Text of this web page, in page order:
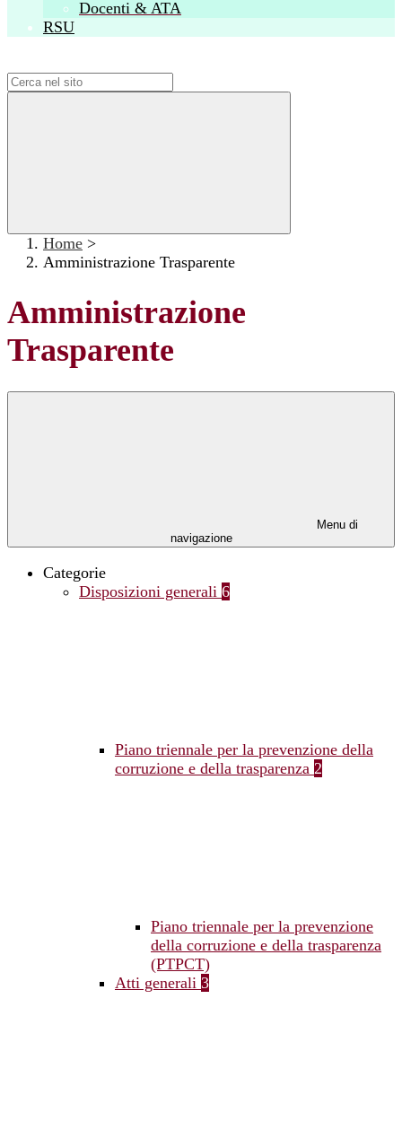
Docenti & ATA
RSU
Home >
Amministrazione Trasparente
Amministrazione
Trasparente
Menu di
navigazione
Categorie
Disposizioni generali 6
Piano triennale per la prevenzione della
corruzione e della trasparenza 2
Piano triennale per la prevenzione
della corruzione e della trasparenza
(PTPCT)
Atti generali 3